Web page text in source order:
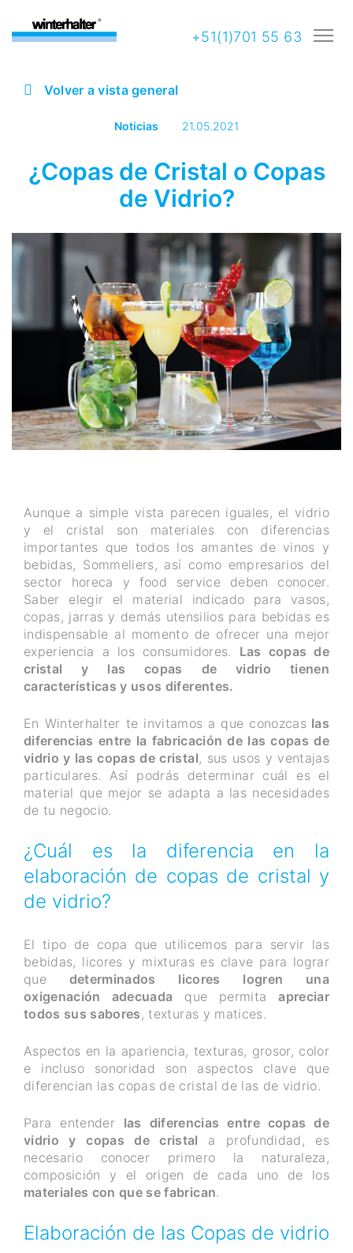
+51(1)701 55 63
Volver a vista general
Noticias 21.05.2021
¿Copas de Cristal o Copas
de Vidrio?
Aunque a simple vista parecen iguales, el vidrio
y el cristal son materiales con diferencias
importantes que todos los amantes de vinos y
bebidas, Sommeliers, así como empresarios del
sector horeca y food service deben conocer.
Saber elegir el material indicado para vasos,
copas, jarras y demás utensilios para bebidas es
indispensable al momento de ofrecer una mejor
experiencia a los consumidores. Las copas de
cristal y las copas de vidrio tienen
características y usos diferentes.
En Winterhalter te invitamos a que conozcas las
diferencias entre la fabricación de las copas de
vidrio y las copas de cristal, sus usos y ventajas
particulares. Así podrás determinar cuál es el
material que mejor se adapta a las necesidades
de tu negocio.
¿Cuál es la diferencia en la
elaboración de copas de cristal y
de vidrio?
El tipo de copa que utilicemos para servir las
bebidas, licores y mixturas es clave para lograr
que determinados licores logren una
oxigenación adecuada que permitaapreciar
todos sus sabores , texturas y matices.
Aspectos en la apariencia, texturas, grosor, color
e incluso sonoridad son aspectos clave que
diferencian las copas de cristal de las de vidrio.
Para entender las diferencias entre copas de
vidrio y copas de cristal a profundidad, es
necesario conocer primero la naturaleza,
composición y el origen de cada uno de los
materiales con que se fabrican.
Elaboración de las Copas de vidrio